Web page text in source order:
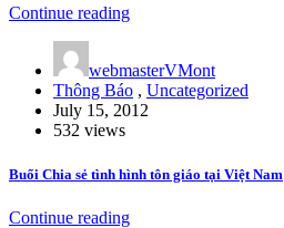
Continue reading
webmasterVMont
Thông Báo , Uncategorized
July 15, 2012
532 views
Buổi Chia sẻ tình hình tôn giáo tại Việt Nam
Continue reading